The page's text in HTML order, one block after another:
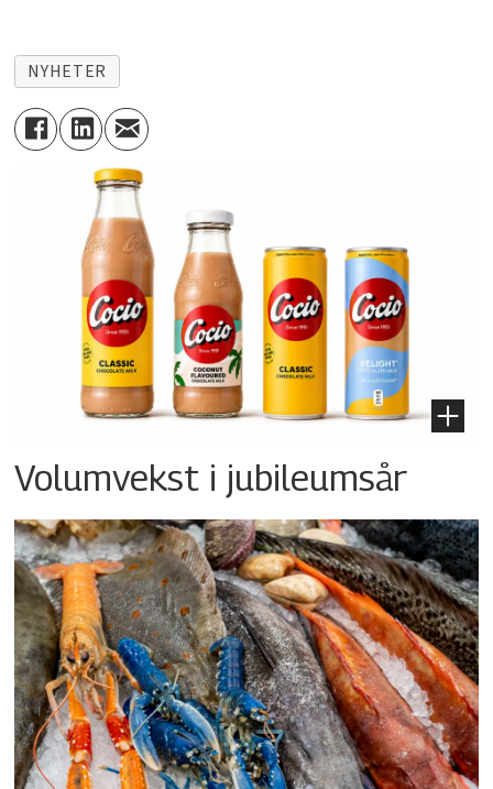
NYHETER
Volumvekst i jubileumsår